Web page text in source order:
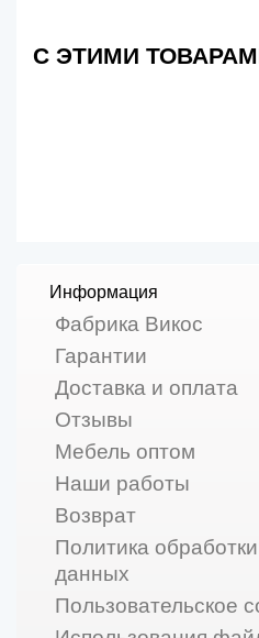
С ЭТИМИ
Информация
Фабрика Викос
Гарантии
Доставка и оплата
Отзывы
Мебель оптом
Наши работы
Возврат
Политика
данных
Пользовательское